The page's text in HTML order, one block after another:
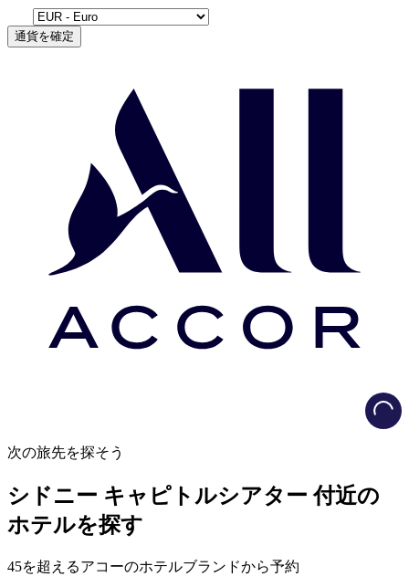
通貨を確定
次の旅先を探そう
シドニー キャピトルシアター 付近の
ホテルを探す
45を超えるアコーのホテルブランドから予約